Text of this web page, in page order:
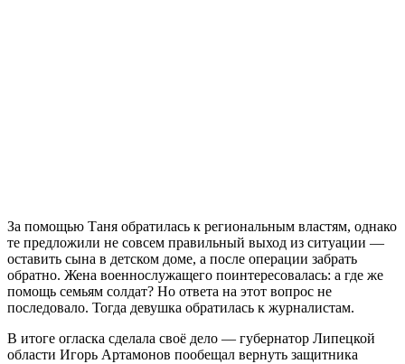
За помощью Таня обратилась к региональным властям, однако
те предложили не совсем правильный выход из ситуации —
оставить сына в детском доме, а после операции забрать
обратно. Жена военнослужащего поинтересовалась: а где же
помощь семьям солдат? Но ответа на этот вопрос не
последовало. Тогда девушка обратилась к журналистам.
В итоге огласка сделала своё дело — губернатор Липецкой
области Игорь Артамонов пообещал вернуть защитника